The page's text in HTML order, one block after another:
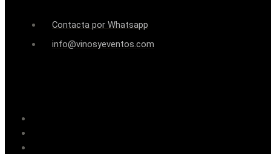
Contacta por Whatsapp
info@vinosyeventos.com